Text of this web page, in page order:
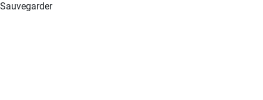
Sauvegarder